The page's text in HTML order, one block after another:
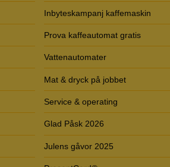
Inbyteskampanj kaffemaskin
Prova kaffeautomat gratis
Vattenautomater
Mat & dryck på jobbet
Service & operating
Glad Påsk 2026
Julens gåvor 2025